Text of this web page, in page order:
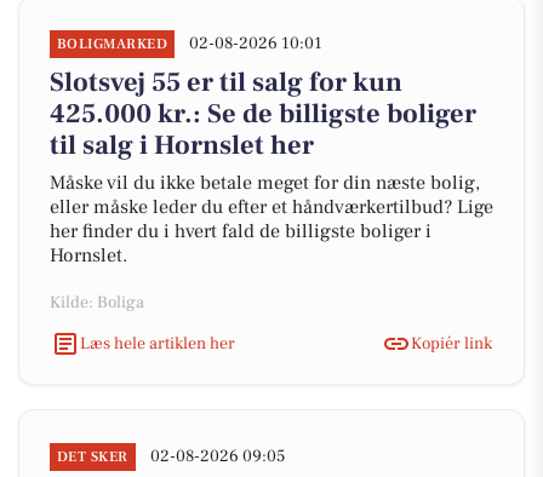
BOLIGMARKED 02-08-2026 10:01
Slotsvej 55 er til salg for kun
425.000 kr.: Se de billigste boliger
til salg i Hornslet her
Måske vil du ikke betale meget for din næste bolig,
eller måske leder du efter et håndværkertilbud? Lige
her finder du i hvert fald de billigste boliger i
Hornslet.
Kilde: Boliga
Læs hele artiklen her
Kopiér link
DET SKER 02-08-2026 09:05